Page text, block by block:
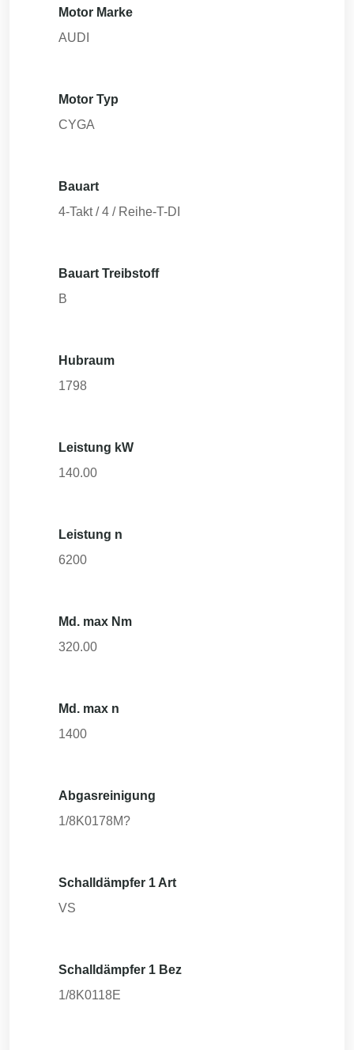
Motor Marke
AUDI
Motor Typ
CYGA
Bauart
4-Takt / 4 / Reihe-T-DI
Bauart Treibstoff
B
Hubraum
1798
Leistung kW
140.00
Leistung n
6200
Md. max Nm
320.00
Md. max n
1400
Abgasreinigung
1/8K0178M?
Schalldämpfer 1 Art
VS
Schalldämpfer 1 Bez
1/8K0118E